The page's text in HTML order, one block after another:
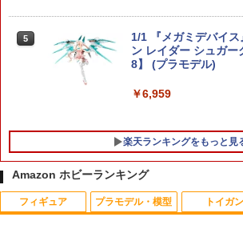
5
1/1 『メガミデバイ
ン レイダー シュガ
8】 (プラモデル)
￥6,959
楽天ランキングをもっと見
1
【ドリームズ公式】
1
【エントリー最大10
1 アーテック 透明うち
Amazon ホビーランキング
フィギュア プラモデル・模型 トイガン